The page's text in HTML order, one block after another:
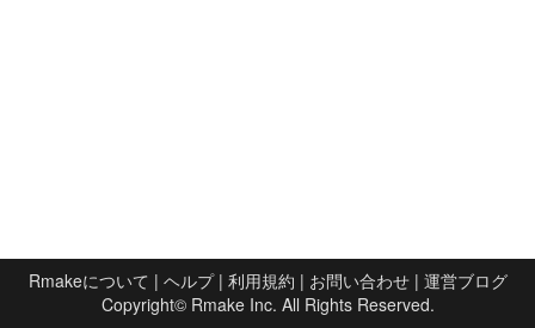
Rmakeについて | ヘルプ| 利用規約 | お問い合わせ| 運営ブログ
Copyright© Rmake Inc. All Rights Reserved.